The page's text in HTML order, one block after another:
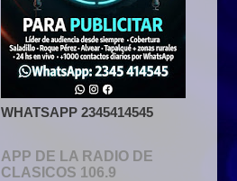
WHATSAPP 2345414545
APP DE LA RADIO DE
CLASICOS 106.9